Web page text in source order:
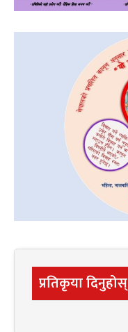
प्रतिकृया दिनुहोस्